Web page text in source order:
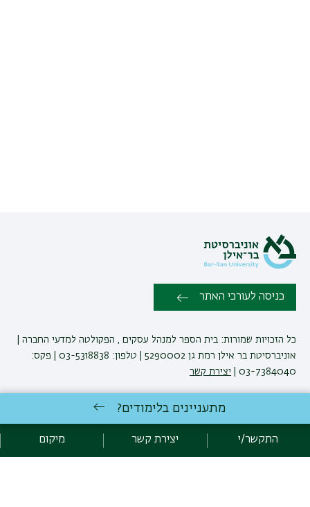
כניסה לעורכי האתר
כל הזכויות שמורות: בית הספר למנהל עסקים , הפקולטה למדעי החברה |
אוניברסיטת בר אילן רמת גן 5290002 | טלפון: 03-5318838 | פקס:
03-7384040 |
יצירת קשר
ביה"ס למינהל עסקים שומר לעצמו את הזכות לבצע שינויים והתאמות
ט.ל.ח
מתעניינים בלימודים?
התקשר/י יצירת קשר מיקום